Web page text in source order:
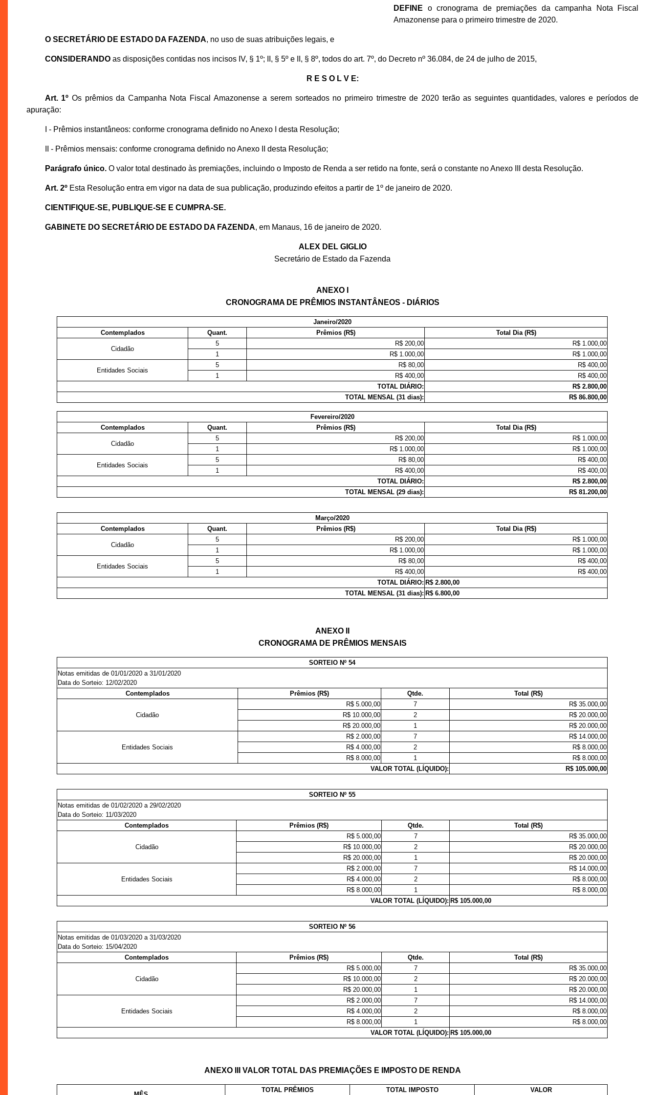
DEFINE o cronograma de premiações da campanha Nota Fiscal
Amazonense para o primeiro trimestre de 2020.
O SECRETÁRIO DE ESTADO DA FAZENDA, no uso de suas atribuições legais, e
CONSIDERANDOas disposições contidas nos incisos IV, § 1º; II, § 5º e II, § 8º, todos do art. 7º, do Decreto nº 36.084, de 24 de julho de 2015,
R E S O L V E:
Art. 1º Os prêmios da Campanha Nota Fiscal Amazonense a serem sorteados no primeiro trimestre de 2020 terão as seguintes quantidades, valores e períodos de
apuração:
I - Prêmios instantâneos: conforme cronograma definido no Anexo I desta Resolução;
II - Prêmios mensais: conforme cronograma definido no Anexo II desta Resolução;
Parágrafo único.O valor total destinado às premiações, incluindo o Imposto de Renda a ser retido na fonte, será o constante no Anexo III desta Resolução.
Art. 2ºEsta Resolução entra em vigor na data de sua publicação, produzindo efeitos a partir de 1º de janeiro de 2020.
CIENTIFIQUE-SE, PUBLIQUE-SE E CUMPRA-SE.
GABINETE DO SECRETÁRIO DE ESTADO DA FAZENDA, em Manaus, 16 de janeiro de 2020.
ALEX DEL GIGLIO
Secretário de Estado da Fazenda
ANEXO I
CRONOGRAMA DE PRÊMIOS INSTANTÂNEOS - DIÁRIOS
Janeiro/2020
Contemplados
Quant. Prêmios (R$) Total Dia (R$)
Cidadão
5 R$ 200,00
R$ 1.000,00
1
R$ 1.000,00 R$ 1.000,00
Entidades Sociais
5 R$ 80,00
R$ 400,00
1
R$ 400,00
R$ 400,00
TOTAL DIÁRIO:
R$ 2.800,00
TOTAL MENSAL (31 dias):
R$ 86.800,00
Fevereiro/2020
Contemplados
Quant. Prêmios (R$) Total Dia (R$)
Cidadão
5 R$ 200,00
R$ 1.000,00
1
R$ 1.000,00 R$ 1.000,00
Entidades Sociais
5 R$ 80,00
R$ 400,00
1
R$ 400,00
R$ 400,00
TOTAL DIÁRIO:
R$ 2.800,00
TOTAL MENSAL (29 dias):
R$ 81.200,00
Março/2020
Contemplados
Quant. Prêmios (R$) Total Dia (R$)
Cidadão
5 R$ 200,00
R$ 1.000,00
1
R$ 1.000,00 R$ 1.000,00
Entidades Sociais
5 R$ 80,00
R$ 400,00
1
R$ 400,00
R$ 400,00
TOTAL DIÁRIO: R$ 2.800,00
TOTAL MENSAL (31 dias): R$ 6.800,00
ANEXO II
CRONOGRAMA DE PRÊMIOS MENSAIS
SORTEIO Nº 54
Notas emitidas de 01/01/2020 a 31/01/2020
Data do Sorteio: 12/02/2020
Contemplados
Prêmios (R$) Qtde. Total (R$)
Cidadão
R$ 5.000,00 7
R$ 35.000,00
R$ 10.000,00
2
R$ 20.000,00
R$ 20.000,00
1 R$ 20.000,00
Entidades Sociais
R$ 2.000,00 7
R$ 14.000,00
R$ 4.000,00
2
R$ 8.000,00
R$ 8.000,00
1
R$ 8.000,00
VALOR TOTAL (LÍQUIDO):
R$ 105.000,00
SORTEIO Nº 55
Notas emitidas de 01/02/2020 a 29/02/2020
Data do Sorteio: 11/03/2020
Contemplados
Prêmios (R$) Qtde. Total (R$)
Cidadão
R$ 5.000,00 7
R$ 35.000,00
R$ 10.000,00
2
R$ 20.000,00
R$ 20.000,00
1 R$ 20.000,00
Entidades Sociais
R$ 2.000,00 7
R$ 14.000,00
R$ 4.000,00
2
R$ 8.000,00
R$ 8.000,00
1
R$ 8.000,00
VALOR TOTAL (LÍQUIDO): R$ 105.000,00
SORTEIO Nº 56
Notas emitidas de 01/03/2020 a 31/03/2020
Data do Sorteio: 15/04/2020
Contemplados
Prêmios (R$) Qtde. Total (R$)
Cidadão
R$ 5.000,00 7
R$ 35.000,00
R$ 10.000,00
2
R$ 20.000,00
R$ 20.000,00
1 R$ 20.000,00
Entidades Sociais
R$ 2.000,00 7
R$ 14.000,00
R$ 4.000,00
2
R$ 8.000,00
R$ 8.000,00
1
R$ 8.000,00
VALOR TOTAL (LÍQUIDO): R$ 105.000,00
ANEXO III VALOR TOTAL DAS PREMIAÇÕES E IMPOSTO DE RENDA
TOTAL PRÊMIOS TOTAL IMPOSTO VALOR